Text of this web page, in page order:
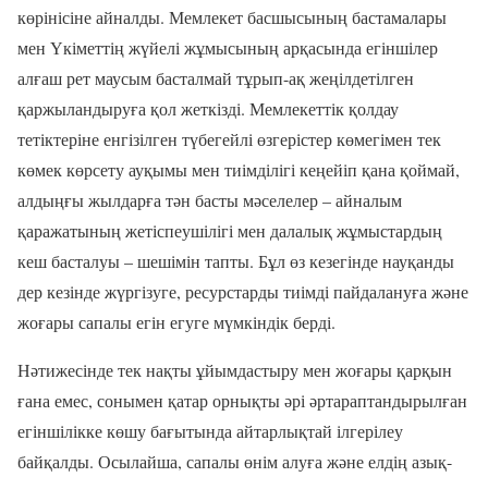
көрінісіне айналды. Мемлекет басшысының бастамалары
мен Үкіметтің жүйелі жұмысының арқасында егіншілер
алғаш рет маусым басталмай тұрып-ақ жеңілдетілген
қаржыландыруға қол жеткізді. Мемлекеттік қолдау
тетіктеріне енгізілген түбегейлі өзгерістер көмегімен тек
көмек көрсету ауқымы мен тиімділігі кеңейіп қана қоймай,
алдыңғы жылдарға тән басты мәселелер – айналым
қаражатының жетіспеушілігі мен далалық жұмыстардың
кеш басталуы – шешімін тапты. Бұл өз кезегінде науқанды
дер кезінде жүргізуге, ресурстарды тиімді пайдалануға және
жоғары сапалы егін егуге мүмкіндік берді.
Нәтижесінде тек нақты ұйымдастыру мен жоғары қарқын
ғана емес, сонымен қатар орнықты әрі әртараптандырылған
егіншілікке көшу бағытында айтарлықтай ілгерілеу
байқалды. Осылайша, сапалы өнім алуға және елдің азық-